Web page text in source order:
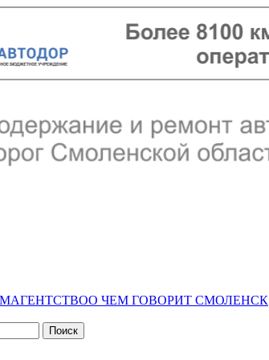
О ЧЕМ ГОВОРИТ СМОЛЕНСК